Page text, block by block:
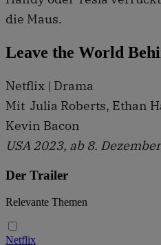
die Maus.
Leave the World
Netflix | Drama
Mit Julia Roberts, Ethan
Kevin Bacon
USA 2023, ab 8.
Der Trailer
Relevante Themen
Netflix